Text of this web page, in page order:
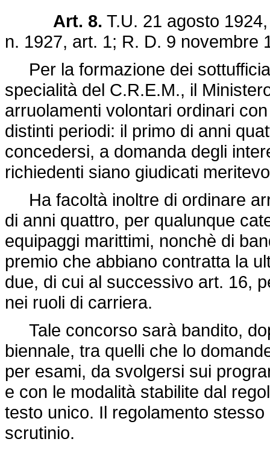
Art. 8. T.U. 21 agosto
n. 1927, art. 1; R. D. 9 novembre
Per la formazione dei
specialità del C.R.E.M., il
arruolamenti volontari ordinari
distinti periodi: il primo di anni
concedersi, a domanda degli
richiedenti siano giudicati
Ha facoltà inoltre di ordinare
di anni quattro, per qualunque
equipaggi marittimi, nonchè di
premio che abbiano contratta la
due, di cui al successivo art. 16,
nei ruoli di carriera.
Tale concorso sarà bandito,
biennale, tra quelli che lo
per esami, da svolgersi sui
e con le modalità stabilite dal
testo unico. Il regolamento
scrutinio.